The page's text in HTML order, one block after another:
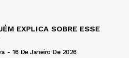
EXPLICA SOBRE ESSE
- 16 De Janeiro De 2026